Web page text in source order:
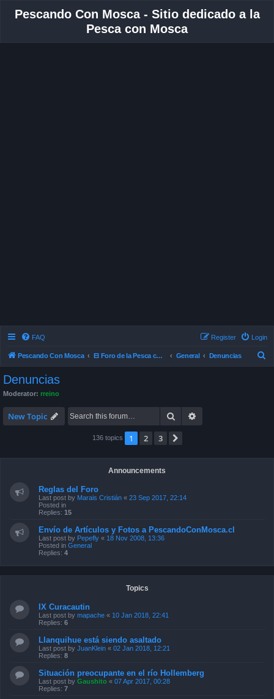
Pescando Con Mosca - Sitio dedicado a la
Pesca con Mosca
FAQ Login
Register
Pescando Con Mosca El Foro de la Pesca con Mosca en Chile General Denuncias
Denuncias
Moderator: rreino
New Topic Search
136 topics 1 2 3
Announcements
Reglas del Foro
Last post by Marais Cristián « 23 Sep 2017, 22:14
Posted in
Replies: 15
Envío de Artículos y Fotos a PescandoConMosca.cl
Last post by Pepefly « 18 Nov 2008, 13:36
Posted in General
Replies: 4
Topics
IX Curacautin
Last post by mapache « 10 Jan 2018, 22:41
Replies: 6
Llanquihue está siendo asaltado
Last post by JuanKlein « 02 Jan 2018, 12:21
Replies: 8
Situación preocupante en el río Hollemberg
Last post by Gaushito « 07 Apr 2017, 00:28
Replies: 7